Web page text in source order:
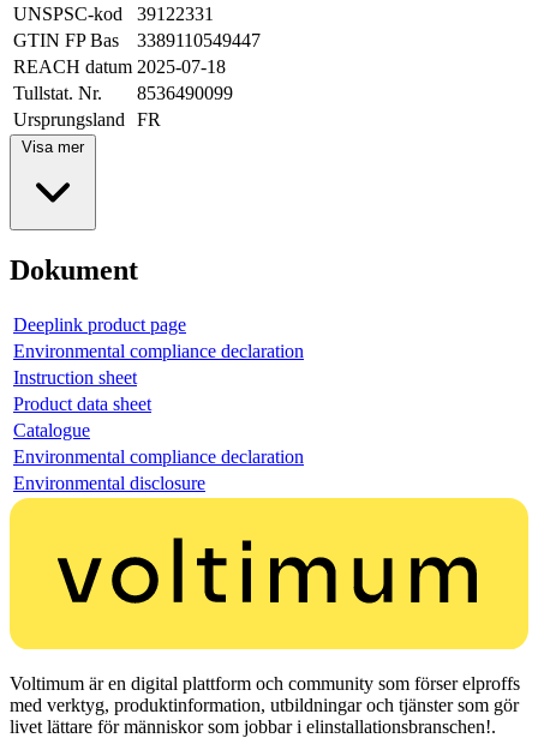
UNSPSC-kod
39122331
GTIN FP Bas
3389110549447
REACH datum 2025-07-18
Tullstat. Nr.
8536490099
Ursprungsland
FR
Visa mer
Dokument
Deeplink product page
Environmental compliance declaration
Instruction sheet
Product data sheet
Catalogue
Environmental compliance declaration
Environmental disclosure
Voltimum är en digital plattform och community som förser elproffs
med verktyg, produktinformation, utbildningar och tjänster som gör
livet lättare för människor som jobbar i elinstallationsbranschen!.